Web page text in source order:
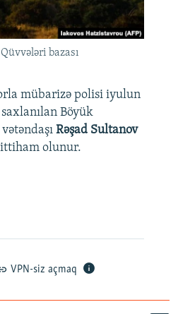
bazası
mübarizə polisi iyulun
Böyük
Rəşad Sultanov
olunur.
VPN-siz açmaq